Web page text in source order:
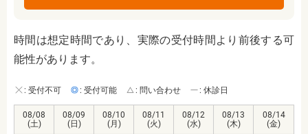
時間は想定時間であり、実際の受付時間より前後する可
能性があります。
: 受付不可 : 受付可能 : 問い合わせ : 休診日
08/08
(土)
08/09
(日)
08/10
(月)
08/11
(火)
08/12
(水)
08/13
(木)
08/14
(金)